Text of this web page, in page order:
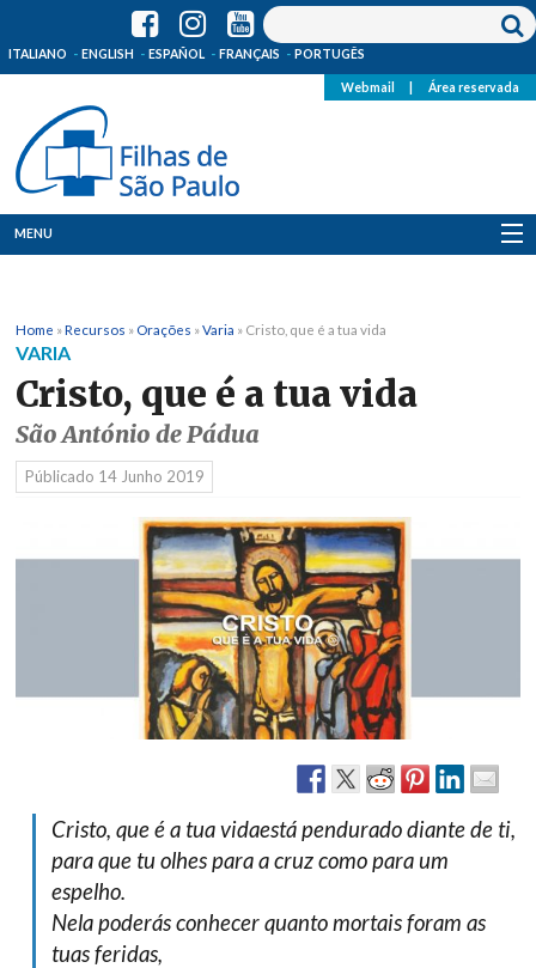
ITALIANO ENGLISH ESPAÑOL FRANÇAIS PORTUGÊS
Webmail Área reservada
MENU
Onde Estamos
Notícias
Recursos
Home »Recursos » Orações »Varia » Cristo, que é a tua vida
VARIA
Cristo, que é a tua vida
São António de Pádua
Públicado 14 Junho 2019
Cristo, que é a tua vidaestá pendurado diante de ti,
para que tu olhes para a cruz como para um
espelho.
Nela poderás conhecer quanto mortais foram as
tuas feridas,